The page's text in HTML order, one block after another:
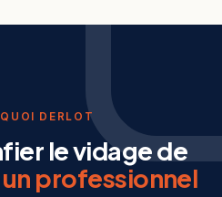
DERLOT
le vidage de
un professionnel